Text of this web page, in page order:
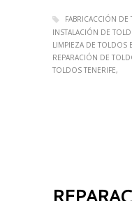
FABRICACCIÓN DE
INSTALACIÓN DE
LIMPIEZA DE TOLDOS
REPARACIÓN DE
TOLDOS TENERIFE